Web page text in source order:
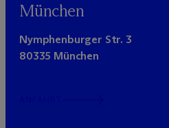
München
Nymphenburger Str. 3
80335 München